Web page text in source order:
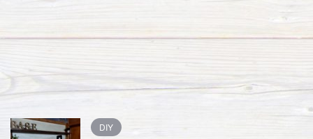
DIY